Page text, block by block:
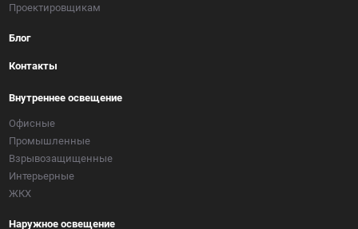
Проектировщикам
Блог
Контакты
Внутреннее освещение
Офисные
Промышленные
Взрывозащищенные
Интерьерные
ЖКХ
Наружное освещение